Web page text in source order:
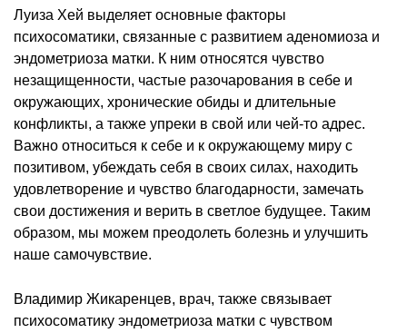
Луиза Хей выделяет основные факторы
психосоматики, связанные с развитием аденомиоза и
эндометриоза матки. К ним относятся чувство
незащищенности, частые разочарования в себе и
окружающих, хронические обиды и длительные
конфликты, а также упреки в свой или чей-то адрес.
Важно относиться к себе и к окружающему миру с
позитивом, убеждать себя в своих силах, находить
удовлетворение и чувство благодарности, замечать
свои достижения и верить в светлое будущее. Таким
образом, мы можем преодолеть болезнь и улучшить
наше самочувствие.
Владимир Жикаренцев, врач, также связывает
психосоматику эндометриоза матки с чувством